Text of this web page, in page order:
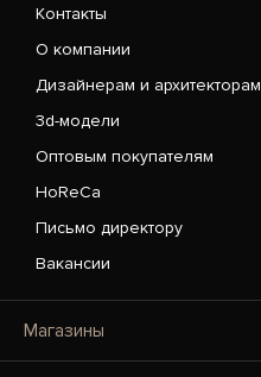
Контакты
О компании
Дизайнерам и архитекторам
3d-модели
Оптовым покупателям
HoReCa
Письмо директору
Вакансии
Магазины